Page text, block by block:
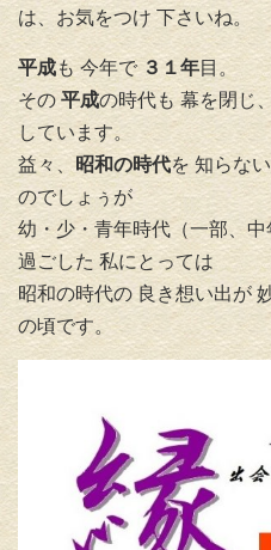
は、お気をつけ 下さいね。
平成も 今年で ３１年目。
その 平成の時代も 幕を閉じ、
しています。
益々、昭和の時代を 知らな
のでしょぅが
幼・少・青年時代（一部、
過ごした 私にとっては
昭和の時代の 良き想い出が
の頃です。